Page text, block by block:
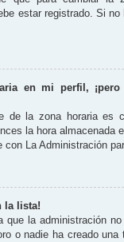
estar registrado. Si
en mi perfil,
de la zona horaria es
la hora almacenada
con La Administración
la lista!
que la administración
o nadie ha creado una